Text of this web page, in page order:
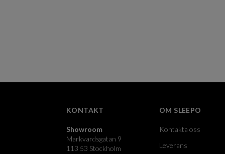
KONTAKT
Showroom
Markvardsgatan 9
113 53 Stockholm
OM SLEEPO
Kontakta oss
Leverans